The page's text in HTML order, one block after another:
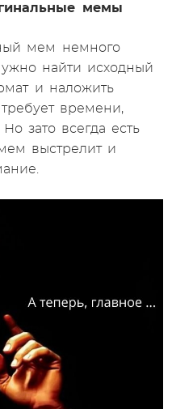
мемы
мем немного
найти исходный
и наложить
времени,
зато всегда есть
выстрелит и